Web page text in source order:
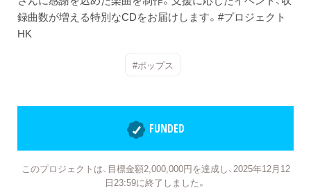
録曲数が増える特別なCDをお届けします。#プロジェクト
HK
#ポップス
FUNDED
このプロジェクトは、目標金額2,000,000円を達成し、2025年12月12
日23:59に終了しました。